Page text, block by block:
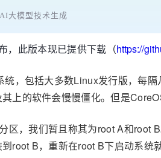
大模型技术生成
，此版本现已提供下载（https://
统，包括大多数Linux发行版，每
上的软件会慢慢僵化。但是
区，我们暂且称其为root A和root
root B，重新在root B下启动系